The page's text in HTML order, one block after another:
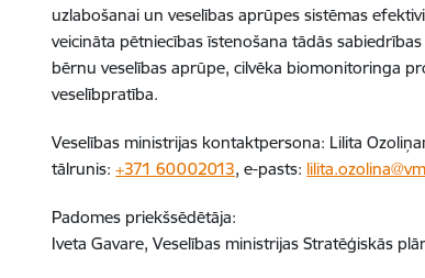
uzlabošanai un veselības aprūpes sistēmas
veicināta pētniecības īstenošana tādās
bērnu veselības aprūpe, cilvēka biomonitoringa
veselībpratība.
Veselības ministrijas kontaktpersona: Lilita
tālrunis:+371 60002013, e-pasts:
Padomes priekšsēdētāja:
Iveta Gavare, Veselības ministrijas Stratēģiskās